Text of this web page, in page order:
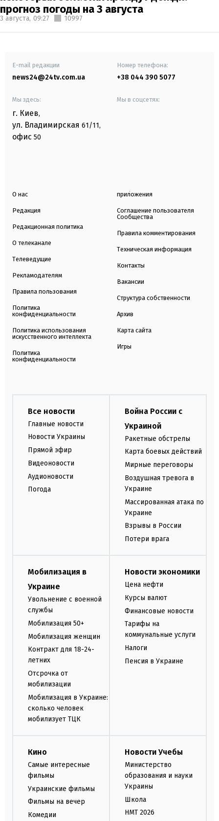
прогноз погоды на 3 августа
3 августа, 09:27 10997
E-mail редакции
news24@24tv.com.ua
Номер телефона:
+38 044 390 5077
Мы здесь:
г. Киев,
ул. Владимирская 61/11,
офис 50
Мы в соцсетях:
О нас
Редакция
Редакционная политика
О телеканале
Телеведущие
Рекламодателям
Правила пользования
Политика
конфиденциальности
Политика использования
искусственного интеллекта
Политика
конфиденциальности
приложения
Соглашение пользователя
Сообщества
Правила комментирования
Техническая информация
Контакты
Вакансии
Структура собственности
Архив
Карта сайта
Игры
Все новости
Главные новости
Новости Украины
Прямой эфир
Видеоновости
Аудионовости
Погода
Война России с
Украиной
Ракетные обстрелы
Карта боевых действий
Мирные переговоры
Воздушная тревога в
Украине
Массированная атака по
Украине
Взрывы в России
Потери врага
Мобилизация в
Украине
Увольнение с военной
службы
Мобилизация 50+
Мобилизация женщин
Контракт для 18-24-
летних
Отсрочка от
мобилизации
Мобилизация в Украине:
сколько человек
мобилизует ТЦК
Новости экономики
Цена нефти
Курсы валют
Финансовые новости
Тарифы на
коммунальные услуги
Налоги
Пенсия в Украине
Кино
Самые интересные
фильмы
Украинские фильмы
Фильмы на вечер
Комедии
Новости Учебы
Министерство
образования и науки
Украины
Школа
НМТ 2026